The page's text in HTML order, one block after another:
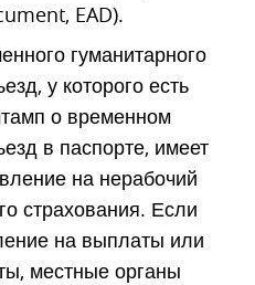
EAD).
гуманитарного
у которого есть
о временном
в паспорте, имеет
на нерабочий
страхования. Если
на выплаты или
местные органы